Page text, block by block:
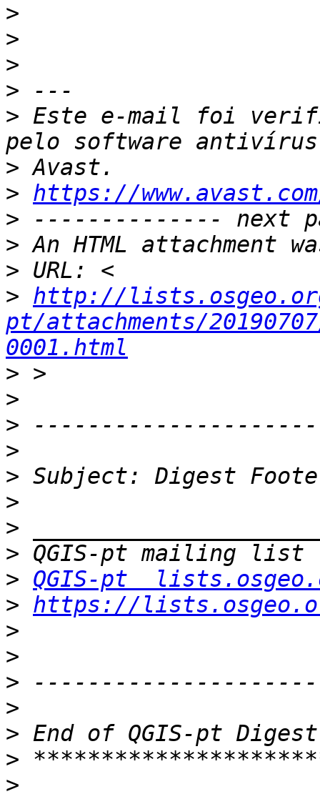
>
>
>
>
> Este e-mail foi
>
> https://
>
>
>
> http://
pt/attachments/
0001.html
>
>
>
>
>
>
>
>
> QGIS-pt
> https://
>
>
>
>
>
>
>